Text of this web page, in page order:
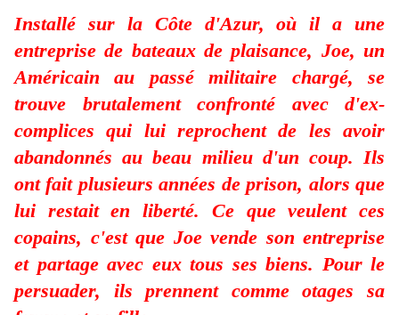
Installé sur la Côte d'Azur, où il a une
entreprise de bateaux de plaisance, Joe, un
Américain au passé militaire chargé, se
trouve brutalement confronté avec d'ex-
complices qui lui reprochent de les avoir
abandonnés au beau milieu d'un coup. Ils
ont fait plusieurs années de prison, alors que
lui restait en liberté. Ce que veulent ces
copains, c'est que Joe vende son entreprise
et partage avec eux tous ses biens. Pour le
persuader, ils prennent comme otages sa